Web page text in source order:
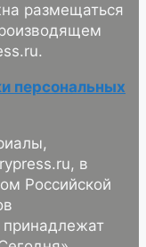
размещаться
персональных
в
Российской
принадлежат